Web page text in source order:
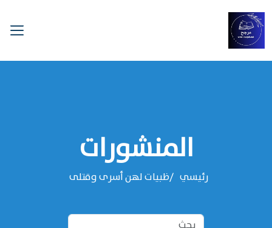
المنشورات
رئيسي ظبيات لهن أسرى وقتلى